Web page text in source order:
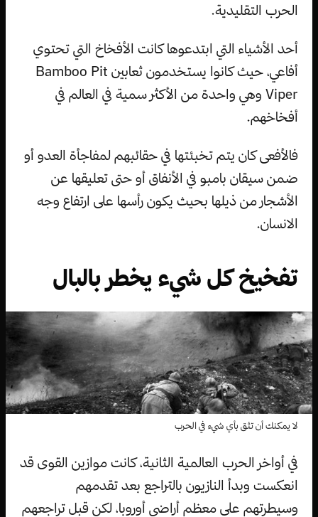
الحرب التقليدية.
أحد الأشياء التي ابتدعوها كانت الأفخاخ التي تحتوي
أفاعي، حيث كانوا يستخدمون ثعابين Bamboo Pit
Viper وهي واحدة من الأكثر سمية في العالم في
أفخاخهم.
فالأفعى كان يتم تخبئتها في حقائبهم لمفاجأة العدو أو
ضمن سيقان بامبو في الأنفاق أو حتى تعليقها عن
الأشجار من ذيلها بحيث يكون رأسها على ارتفاع وجه
الانسان.
تفخيخ كل شيء يخطر بالبال
لا يمكنك أن تثق بأي شيء في الحرب
في أواخر الحرب العالمية الثانية، كانت موازين القوى قد
انعكست وبدأ النازيون بالتراجع بعد تقدمهم
وسيطرتهم على معظم أراضي أوروبا، لكن قبل تراجعهم